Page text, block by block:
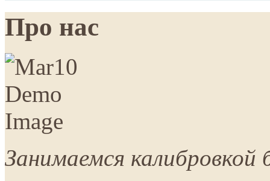
Про нас
Занимаемся калибровкой